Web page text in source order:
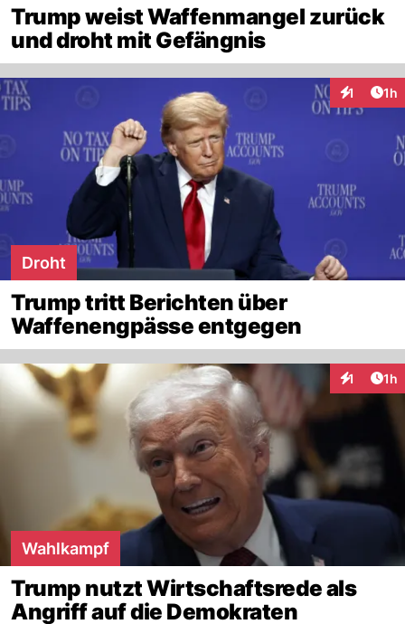
Trump weist Waffenmangel zurück
und droht mit Gefängnis
1 1h
Droht
Trump tritt Berichten über
Waffenengpässe entgegen
1 1h
Wahlkampf
Trump nutzt Wirtschaftsrede als
Angriff auf die Demokraten